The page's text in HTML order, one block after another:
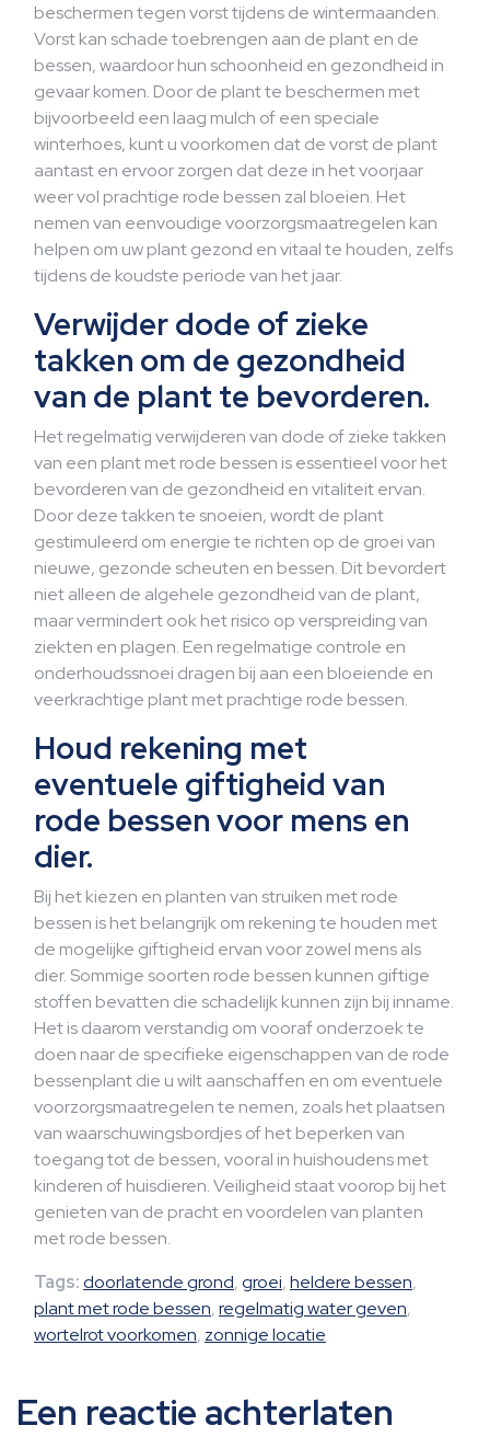
beschermen tegen vorst tijdens de wintermaanden.
Vorst kan schade toebrengen aan de plant en de
bessen, waardoor hun schoonheid en gezondheid in
gevaar komen. Door de plant te beschermen met
bijvoorbeeld een laag mulch of een speciale
winterhoes, kunt u voorkomen dat de vorst de plant
aantast en ervoor zorgen dat deze in het voorjaar
weer vol prachtige rode bessen zal bloeien. Het
nemen van eenvoudige voorzorgsmaatregelen kan
helpen om uw plant gezond en vitaal te houden, zelfs
tijdens de koudste periode van het jaar.
Verwijder dode of zieke
takken om de gezondheid
van de plant te bevorderen.
Het regelmatig verwijderen van dode of zieke takken
van een plant met rode bessen is essentieel voor het
bevorderen van de gezondheid en vitaliteit ervan.
Door deze takken te snoeien, wordt de plant
gestimuleerd om energie te richten op de groei van
nieuwe, gezonde scheuten en bessen. Dit bevordert
niet alleen de algehele gezondheid van de plant,
maar vermindert ook het risico op verspreiding van
ziekten en plagen. Een regelmatige controle en
onderhoudssnoei dragen bij aan een bloeiende en
veerkrachtige plant met prachtige rode bessen.
Houd rekening met
eventuele giftigheid van
rode bessen voor mens en
dier.
Bij het kiezen en planten van struiken met rode
bessen is het belangrijk om rekening te houden met
de mogelijke giftigheid ervan voor zowel mens als
dier. Sommige soorten rode bessen kunnen giftige
stoffen bevatten die schadelijk kunnen zijn bij inname.
Het is daarom verstandig om vooraf onderzoek te
doen naar de specifieke eigenschappen van de rode
bessenplant die u wilt aanschaffen en om eventuele
voorzorgsmaatregelen te nemen, zoals het plaatsen
van waarschuwingsbordjes of het beperken van
toegang tot de bessen, vooral in huishoudens met
kinderen of huisdieren. Veiligheid staat voorop bij het
genieten van de pracht en voordelen van planten
met rode bessen.
Tags:doorlatende grond,groei,heldere bessen,
plant met rode bessen,regelmatig water geven,
wortelrot voorkomen, zonnige locatie
Een reactie achterlaten